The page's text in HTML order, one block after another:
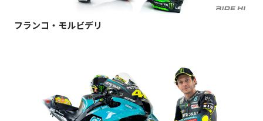
フランコ・モルビデリ